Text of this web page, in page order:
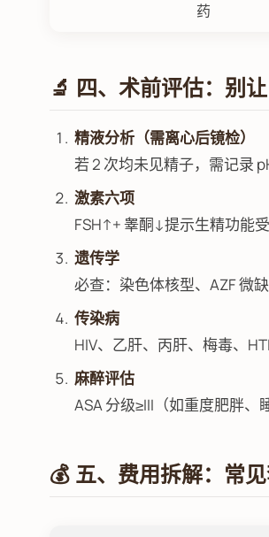
药
🔬 四、术前评估：别
精液分析（需离心后镜检）
若 2 次均未见精子，需记录
激素六项
FSH↑+ 睾酮↓提示生精功能
遗传学
必查：染色体核型、AZF 微
传染病
HIV、乙肝、丙肝、梅毒、
麻醉评估
ASA 分级≥III（如重度肥胖、
💰 五、费用拆解：常